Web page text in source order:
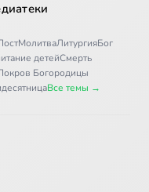
МолитваЛитургияБог
детейСмерть
Богородицы
Все темы →